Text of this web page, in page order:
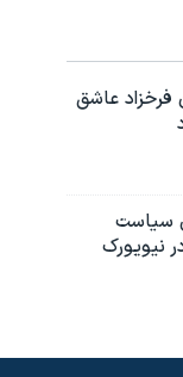
عاشق
سیاست
نیویورک